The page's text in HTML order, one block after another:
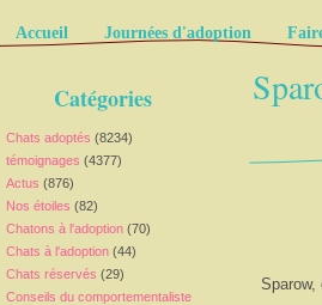
Pages
Accueil Journées d'adoption
Catégories
Chats adoptés (8234)
témoignages (4377)
Actus (876)
Nos étoiles (82)
Chatons à l'adoption (70)
Chats à l'adoption (44)
Chats réservés (29)
Conseils du comportementaliste
Sparow,